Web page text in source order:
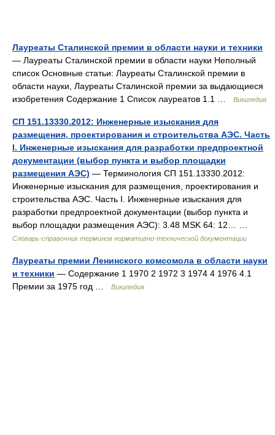
Лауреаты Сталинской премии в области науки и техники
— Лауреаты Сталинской премии в области науки Неполный
список Основные статьи: Лауреаты Сталинской премии в
области науки, Лауреаты Сталинской премии за выдающиеся
изобретения Содержание 1 Список лауреатов 1.1 …
Википедия
СП 151.13330.2012: Инженерные изыскания для
размещения, проектирования и строительства АЭС. Часть
I. Инженерные изыскания для разработки предпроектной
документации (выбор пункта и выбор площадки
размещения АЭС) — Терминология СП 151.13330.2012:
Инженерные изыскания для размещения, проектирования и
строительства АЭС. Часть I. Инженерные изыскания для
разработки предпроектной документации (выбор пункта и
выбор площадки размещения АЭС): 3.48 MSK 64: 12… …
Словарь-справочник терминов нормативно-технической документации
Лауреаты премии Ленинского комсомола в области науки
и техники — Содержание 1 1970 2 1972 3 1974 4 1976 4.1
Премии за 1975 год …
Википедия